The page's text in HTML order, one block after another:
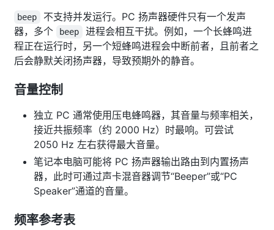
beep
不支持并发运行。PC 扬声器硬件只有一个发声
器，多个
beep
进程会相互干扰。例如，一个长蜂鸣进
程正在运行时，另一个短蜂鸣进程会中断前者，且前者之
后会静默关闭扬声器，导致预期外的静音。
音量控制
独立 PC 通常使用压电蜂鸣器，其音量与频率相关，
接近共振频率（约 2000 Hz）时最响。可尝试
2050 Hz 左右获得最大音量。
笔记本电脑可能将 PC 扬声器输出路由到内置扬声
器，此时可通过声卡混音器调节“Beeper”或“PC
Speaker”通道的音量。
频率参考表